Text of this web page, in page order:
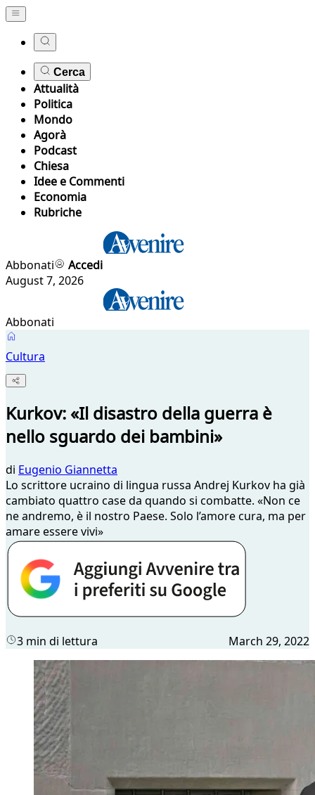
Cerca
Attualità
Politica
Mondo
Agorà
Podcast
Chiesa
Idee e Commenti
Economia
Rubriche
Abbonati
Accedi
August 7, 2026
Abbonati
Cultura
Kurkov: «Il disastro della guerra è
nello sguardo dei bambini»
di Eugenio Giannetta
Lo scrittore ucraino di lingua russa Andrej Kurkov ha già
cambiato quattro case da quando si combatte. «Non ce
ne andremo, è il nostro Paese. Solo l’amore cura, ma per
amare essere vivi»
3 min di lettura March 29, 2022